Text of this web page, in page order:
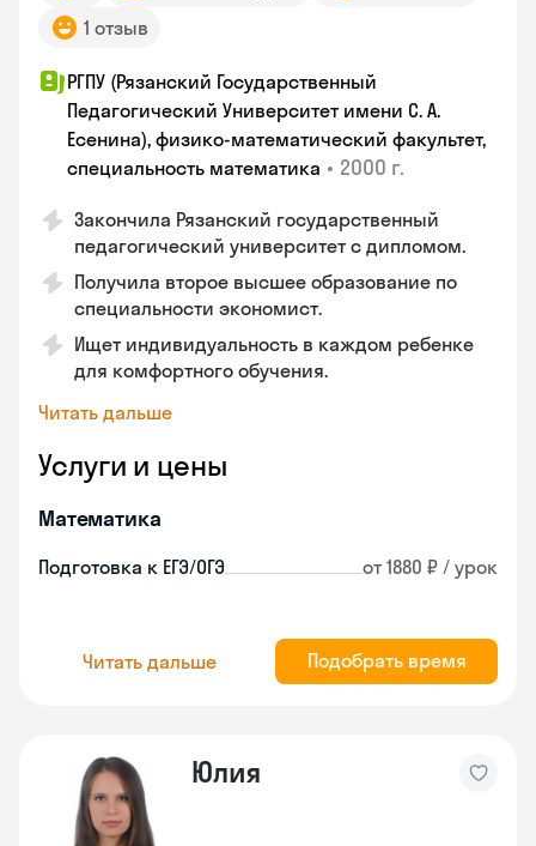
1 отзыв
РГПУ (Рязанский Государственный
Педагогический Университет имени С. А.
Есенина), физико-математический факультет,
специальность математика • 2000 г.
Закончилa Рязанский государственный
педагогический университет с дипломом.
Получила второе высшее образование по
специальности экономист.
Ищет индивидуальность в каждом ребенке
для комфортного обучения.
Читать дальше
Услуги и цены
Математика
Подготовка к ЕГЭ/ОГЭ от 1880 ₽ / урок
Читать дальше Подобрать время
Юлия